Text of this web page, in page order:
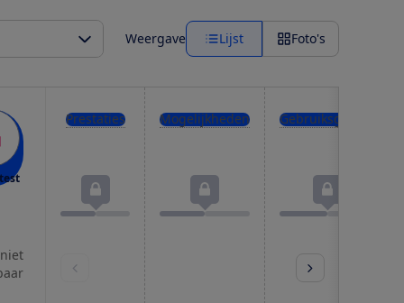
Weergave Lijst Foto's
Prestaties Mogelijkheden Gebruiksgemak